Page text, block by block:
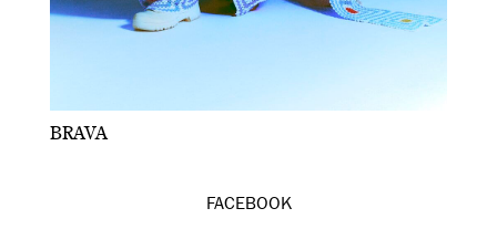
BRAVA
FACEBOOK